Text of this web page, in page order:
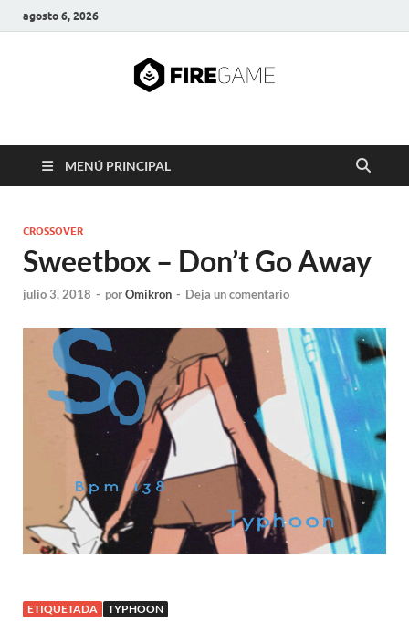
agosto 6, 2026
FIRE GAME
MENÚ PRINCIPAL
CROSSOVER
Sweetbox – Don’t Go Away
julio 3, 2018 - porOmikron - Deja un comentario
ETIQUETADA TYPHOON